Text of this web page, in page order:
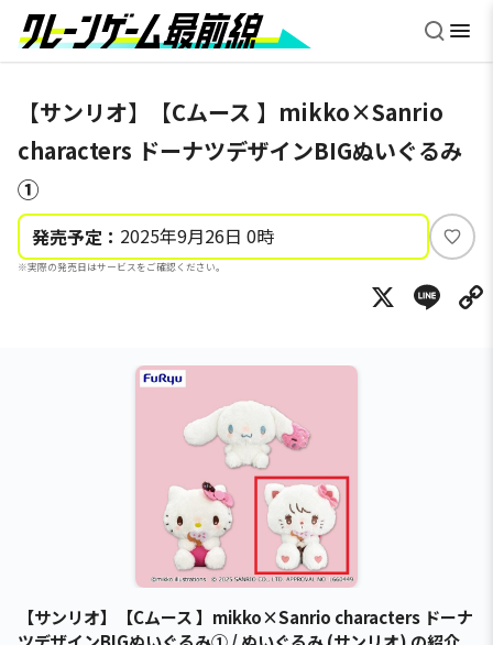
【サンリオ】【Cムース 】mikko×Sanrio
characters ドーナツデザインBIGぬいぐるみ
①
発売予定： 2025年9月26日 0時
※実際の発売日はサービスをご確認ください。
い
ね
X
【サンリオ】【Cムース 】mikko×Sanrio characters ドーナ